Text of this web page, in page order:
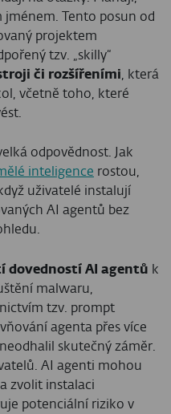
Tento posun od
projektem
tzv. „skilly“
či rozšířeními , která
včetně toho, které
odpovědnost. Jak
inteligence rostou,
uživatelé instalují
AI agentů bez
dovedností AI agentů k
malwaru,
tzv. prompt
agenta přes více
skutečný záměr.
AI agenti mohou
zvolit instalaci
potenciální riziko v